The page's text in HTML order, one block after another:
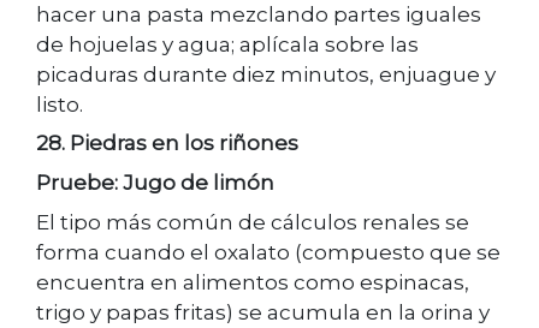
hacer una pasta mezclando partes iguales
de hojuelas y agua; aplícala sobre las
picaduras durante diez minutos, enjuague y
listo.
28. Piedras en los riñones
Pruebe: Jugo de limón
El tipo más común de cálculos renales se
forma cuando el oxalato (compuesto que se
encuentra en alimentos como espinacas,
trigo y papas fritas) se acumula en la orina y